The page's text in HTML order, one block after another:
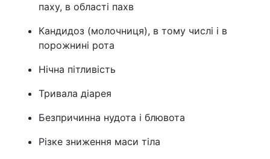
паху, в області пахв
Кандидоз (молочниця), в тому числі і в
порожнині рота
Нічна пітливість
Тривала діарея
Безпричинна нудота і блювота
Різке зниження маси тіла